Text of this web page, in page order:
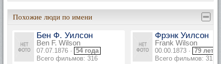
Похожие люди по имени
Бен Ф. Уилсон
Ben F. Wilson
07.07.1876 · 54 года
Всего фильмов: 316
Фрэнк Уилсон
Frank Wilson
00.00.1873 · 79 лет
Всего фильмов: 315